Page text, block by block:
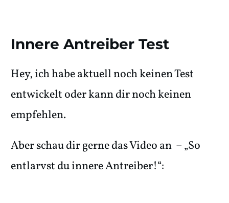
Innere Antreiber Test
Hey, ich habe aktuell noch keinen Test
entwickelt oder kann dir noch keinen
empfehlen.
Aber schau dir gerne das Video an – „So
entlarvst du innere Antreiber!“: